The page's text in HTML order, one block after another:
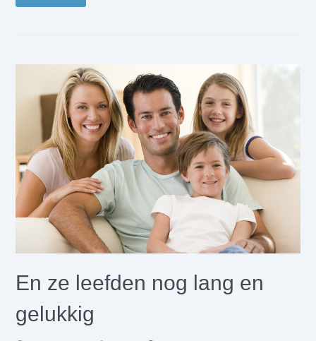
En ze leefden nog lang en
gelukkig